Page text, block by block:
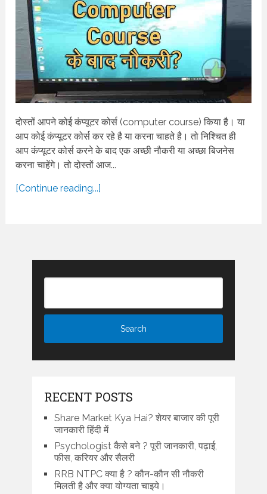
दोस्तों आपने कोई कंप्यूटर कोर्स (computer course) किया है। या
आप कोई कंप्यूटर कोर्स कर रहे है या करना चाहते है। तो निश्चित ही
आप कंप्यूटर कोर्स करने के बाद एक अच्छी नौकरी या अच्छा बिजनेस
करना चाहेंगे। तो दोस्तों आज...
[Continue reading...]
RECENT POSTS
Share Market Kya Hai? शेयर बाजार की पूरी
जानकारी हिंदी में
Psychologist कैसे बने ? पूरी जानकारी, पढ़ाई,
फीस, करियर और सैलरी
RRB NTPC क्या है ? कौन-कौन सी नौकरी
मिलती है और क्या योग्यता चाइये।